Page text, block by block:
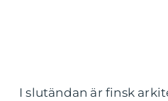
I slutändan är finsk